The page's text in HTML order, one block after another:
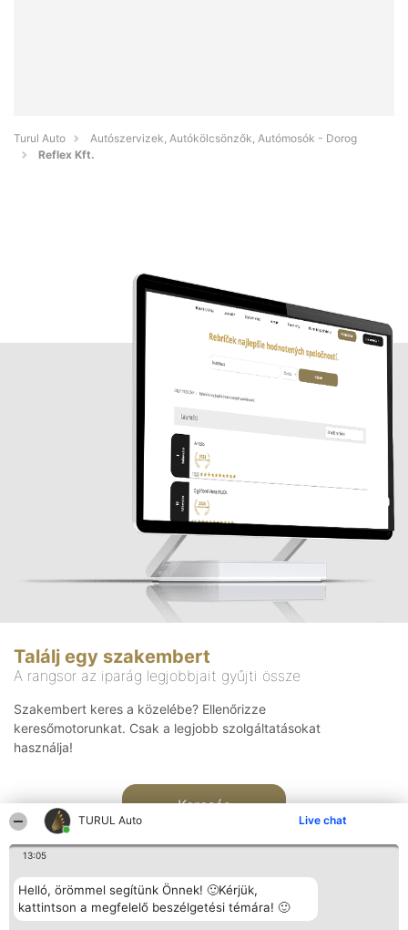
TURUL Auto Live chat
13:05
Helló, örömmel segítünk Önnek! 🙂Kérjük,
kattintson a megfelelő beszélgetési témára! 🙂
Turul Auto
Autószervizek, Autókölcsönzők, Autómosók - Dorog
Reflex Kft.
Találj egy szakembert
A rangsor az iparág legjobbjait gyűjti össze
Szakembert keres a közelébe? Ellenőrizze
keresőmotorunkat. Csak a legjobb szolgáltatásokat
használja!
Keresés